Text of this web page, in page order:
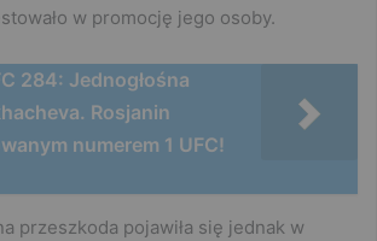
w promocję jego osoby.
284: Jednogłośna
Rosjanin
numerem 1 UFC!
przeszkoda pojawiła się jednak w